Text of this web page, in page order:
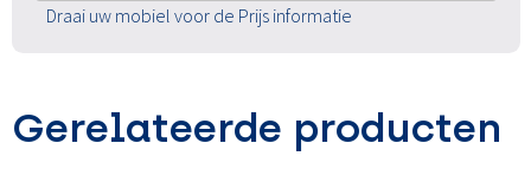
Draai uw mobiel voor de Prijs informatie
Gerelateerde producten